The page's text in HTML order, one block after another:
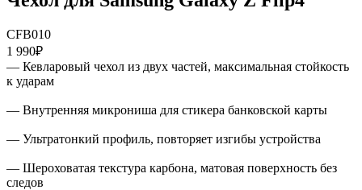
CFB010
1 990₽
— Кевларовый чехол из двух частей, максимальная стойкость
к ударам
— Внутренняя микрониша для стикера банковской карты
— Ультратонкий профиль, повторяет изгибы устройства
— Шероховатая текстура карбона, матовая поверхность без
следов